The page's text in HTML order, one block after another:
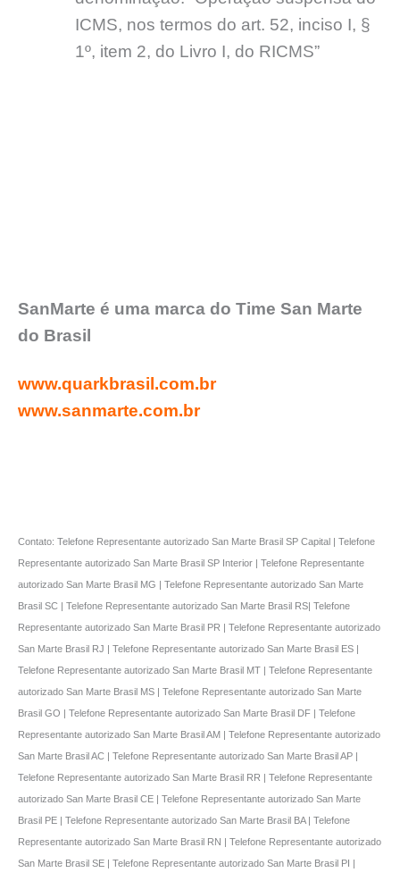
ICMS, nos termos do art. 52, inciso I, §
1º, item 2, do Livro I, do RICMS”
SanMarte é uma marca do Time San Marte
do Brasil
www.quarkbrasil.com.br
www.sanmarte.com.br
Contato: Telefone Representante autorizado San Marte Brasil SP Capital | Telefone
Representante autorizado San Marte Brasil SP Interior | Telefone Representante
autorizado San Marte Brasil MG | Telefone Representante autorizado San Marte
Brasil SC | Telefone Representante autorizado San Marte Brasil RS| Telefone
Representante autorizado San Marte Brasil PR | Telefone Representante autorizado
San Marte Brasil RJ | Telefone Representante autorizado San Marte Brasil ES |
Telefone Representante autorizado San Marte Brasil MT | Telefone Representante
autorizado San Marte Brasil MS | Telefone Representante autorizado San Marte
Brasil GO | Telefone Representante autorizado San Marte Brasil DF | Telefone
Representante autorizado San Marte Brasil AM | Telefone Representante autorizado
San Marte Brasil AC | Telefone Representante autorizado San Marte Brasil AP |
Telefone Representante autorizado San Marte Brasil RR | Telefone Representante
autorizado San Marte Brasil CE | Telefone Representante autorizado San Marte
Brasil PE | Telefone Representante autorizado San Marte Brasil BA | Telefone
Representante autorizado San Marte Brasil RN | Telefone Representante autorizado
San Marte Brasil SE | Telefone Representante autorizado San Marte Brasil PI |